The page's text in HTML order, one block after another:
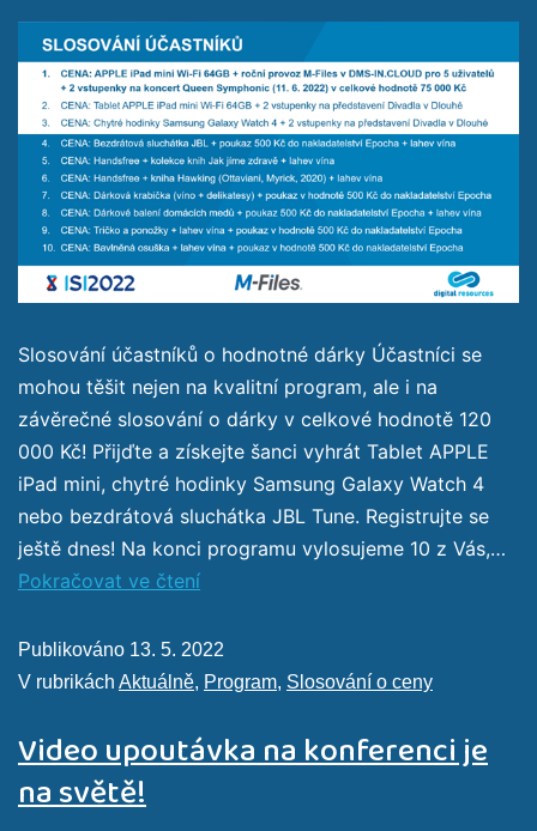
Slosování účastníků o hodnotné dárky Účastníci se
mohou těšit nejen na kvalitní program, ale i na
závěrečné slosování o dárky v celkové hodnotě 120
000 Kč! Přijďte a získejte šanci vyhrát Tablet APPLE
iPad mini, chytré hodinky Samsung Galaxy Watch 4
nebo bezdrátová sluchátka JBL Tune. Registrujte se
ještě dnes! Na konci programu vylosujeme 10 z Vás,…
Pokračovat ve čtení
Publikováno 13. 5. 2022
V rubrikách Aktuálně, Program, Slosování o ceny
Video upoutávka na konferenci je
na světě!